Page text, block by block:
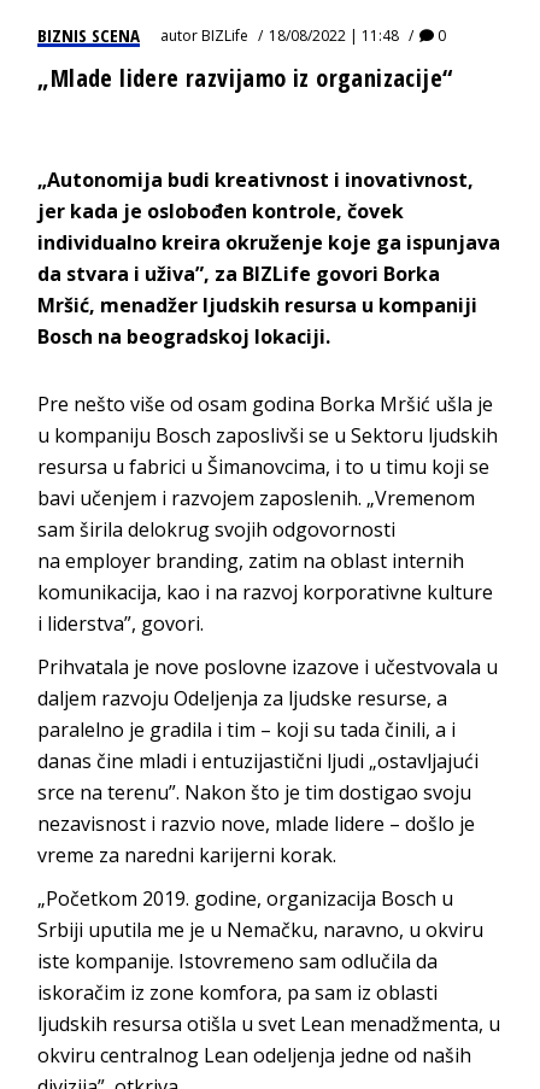
BIZNIS SCENA autorBIZLife 18/08/2022 | 11:48 0
„Mlade lidere razvijamo iz organizacije“
„Autonomija budi kreativnost i inovativnost,
jer kada je oslobođen kontrole, čovek
individualno kreira okruženje koje ga ispunjava
da stvara i uživa”, za BIZLife govori Borka
Mršić, menadžer ljudskih resursa u kompaniji
Bosch na beogradskoj lokaciji.
Pre nešto više od osam godina Borka Mršić ušla je
u kompaniju Bosch zaposlivši se u Sektoru ljudskih
resursa u fabrici u Šimanovcima, i to u timu koji se
bavi učenjem i razvojem zaposlenih. „Vremenom
sam širila delokrug svojih odgovornosti
naemployer branding, zatim na oblast internih
komunikacija, kao i na razvoj korporativne kulture
i liderstva”, govori.
Prihvatala je nove poslovne izazove i učestvovala u
daljem razvoju Odeljenja za ljudske resurse, a
paralelno je gradila i tim – koji su tada činili, a i
danas čine mladi i entuzijastični ljudi „ostavljajući
srce na terenu”. Nakon što je tim dostigao svoju
nezavisnost i razvio nove, mlade lidere – došlo je
vreme za naredni karijerni korak.
„Početkom 2019. godine, organizacija Bosch u
Srbiji uputila me je u Nemačku, naravno, u okviru
iste kompanije. Istovremeno sam odlučila da
iskoračim iz zone komfora, pa sam iz oblasti
ljudskih resursa otišla u svet Lean menadžmenta, u
okviru centralnog Lean odeljenja jedne od naših